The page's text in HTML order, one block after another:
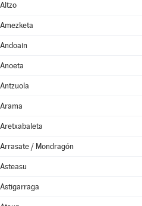
Altzo
Amezketa
Andoain
Anoeta
Antzuola
Arama
Aretxabaleta
Arrasate / Mondragón
Asteasu
Astigarraga